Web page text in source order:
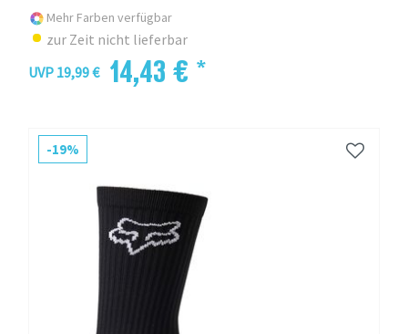
Mehr Farben verfügbar
zur Zeit nicht lieferbar
UVP 19,99 € 14,43 € *
-19%